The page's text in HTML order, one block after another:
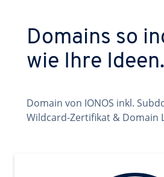
Domains so
wie Ihre Ideen.
Domain von IONOS inkl.
Wildcard-Zertifikat & Domain